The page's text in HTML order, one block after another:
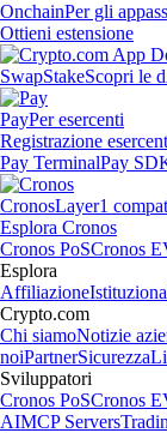
OnchainPer gli
Ottieni estensione
SwapStakeScopri le
PayPer esercenti
Registrazione
Pay TerminalPay
CronosLayer1
Esplora Cronos
Cronos PoSCronos
Esplora
Affiliazione
Crypto.com
Chi siamoNotizie
noiPartnerSicurezza
Sviluppatori
Cronos PoSCronos
AIMCP Servers